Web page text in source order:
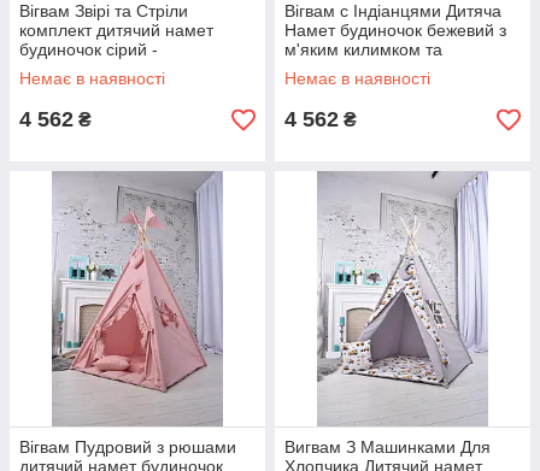
Вігвам Звірі та Стріли
комплект дитячий намет
будиночок сірий -
помаранчевий
110х110х180см
Немає в наявності
4 562 ₴
Вігвам c Індіанцями Дитяча
Намет будиночок бежевий з
м'яким килимком та
подушкою, 110х110х180см,
Підвіска місяць у подарунок
Немає в наявності
4 562 ₴
Вігвам Пудровий з рюшами
дитячий намет будиночок
Вигвам З Машинками Для
Хлопчика Дитячий намет